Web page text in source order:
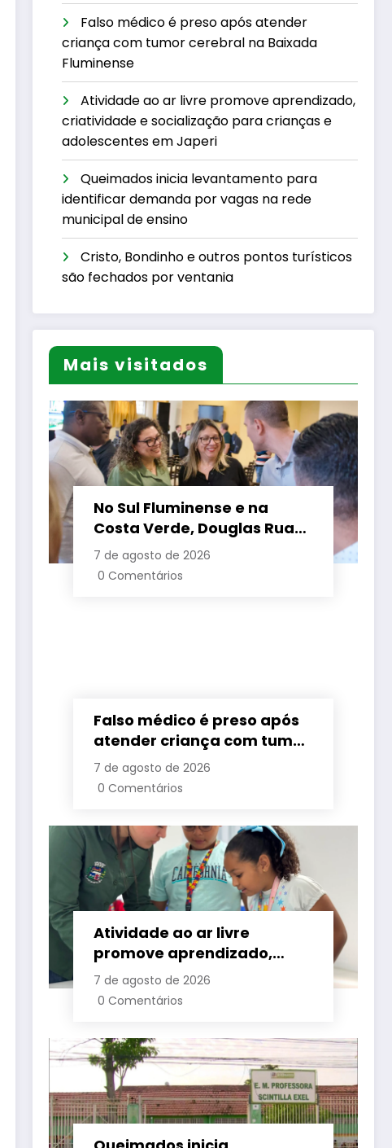
Falso médico é preso após atender
criança com tumor cerebral na Baixada
Fluminense
Atividade ao ar livre promove aprendizado,
criatividade e socialização para crianças e
adolescentes em Japeri
Queimados inicia levantamento para
identificar demanda por vagas na rede
municipal de ensino
Cristo, Bondinho e outros pontos turísticos
são fechados por ventania
Mais visitados
No Sul Fluminense e na
Costa Verde, Douglas Ruas
apresenta propostas de
requalificação urbana
7 de agosto de 2026
0 Comentários
Falso médico é preso após
atender criança com tumor
cerebral na Baixada
Fluminense
7 de agosto de 2026
0 Comentários
Atividade ao ar livre
promove aprendizado,
criatividade e socialização
para crianças e
7 de agosto de 2026
0 Comentários